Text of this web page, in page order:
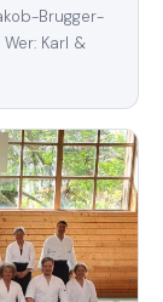
Brugger-
Karl &